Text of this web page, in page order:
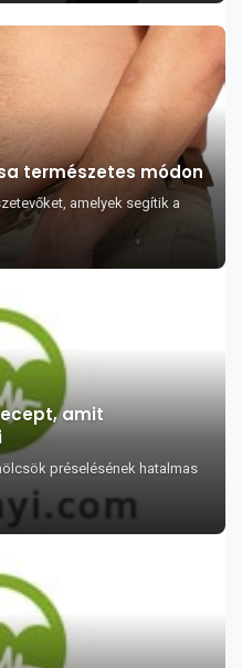
természetes módon
amelyek segítik a
amit
préselésének hatalmas